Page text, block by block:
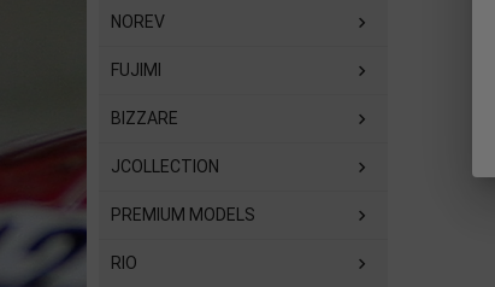
NOREV
FUJIMI
BIZZARE
JCOLLECTION
PREMIUM MODELS
RIO